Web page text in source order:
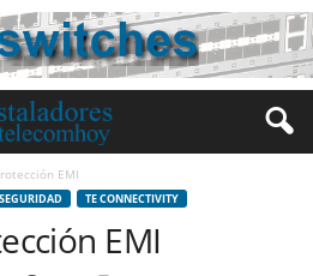
EMI
SEGURIDAD TE CONNECTIVITY
EMI